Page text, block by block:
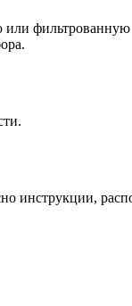
или
инструкции,